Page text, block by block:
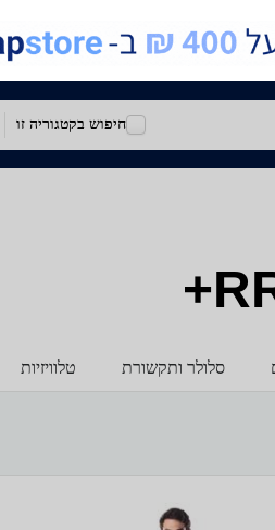
חיפוש בקטגוריה זו
סלולר ותקשורת טלוויזיות